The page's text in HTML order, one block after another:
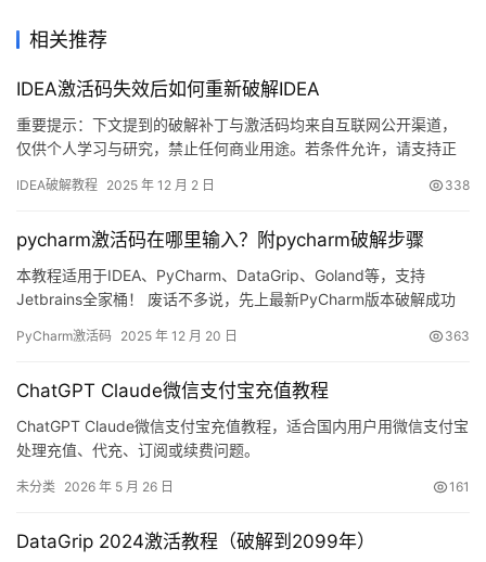
相关推荐
IDEA激活码失效后如何重新破解IDEA
重要提示：下文提到的破解补丁与激活码均来自互联网公开渠道，
仅供个人学习与研究，禁止任何商业用途。若条件允许，请支持正
IntelliJ IDEA 是一款跨平台、全栈级 IDE，支持 Windows、macOS
IDEA破解教程 2025 年 12 月 2 日 338
pycharm激活码在哪里输入？附pycharm破解步骤
本教程适用于IDEA、PyCharm、DataGrip、Goland等，支持
Jetbrains全家桶！ 废话不多说，先上最新PyCharm版本破解成功
来，我就将通过图文的方式, 来详细讲解如何激活 PyCharm至
是Windo…
PyCharm激活码 2025 年 12 月 20 日 363
ChatGPT Claude微信支付宝充值教程
ChatGPT Claude微信支付宝充值教程，适合国内用户用微信支付宝
处理充值、代充、订阅或续费问题。
未分类 2026 年 5 月 26 日 161
DataGrip 2024激活教程（破解到2099年）